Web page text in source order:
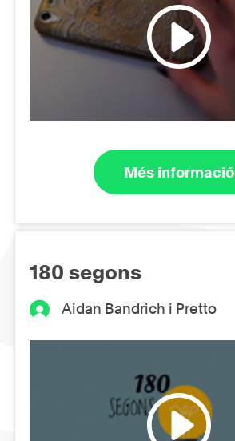
Més informació
180 segons
Aidan Bandrich i Pretto